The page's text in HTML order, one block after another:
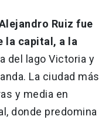
Ruiz fue
la capital, a la
del lago Victoria y
La ciudad más
y media en
donde predomina